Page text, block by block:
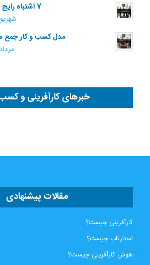
7 اشتباه رایج بنیانگذاران استارتاپ
شهریور 1, 1400 -
مدل کسب و کار جمع
مرداد 22, 1400 -
خبرهای کارآفرینی و
مقالات پیشنهادی
کارآفرینی چیست؟
استارتاپ چیست؟
هوش کارآفرینی چیست؟